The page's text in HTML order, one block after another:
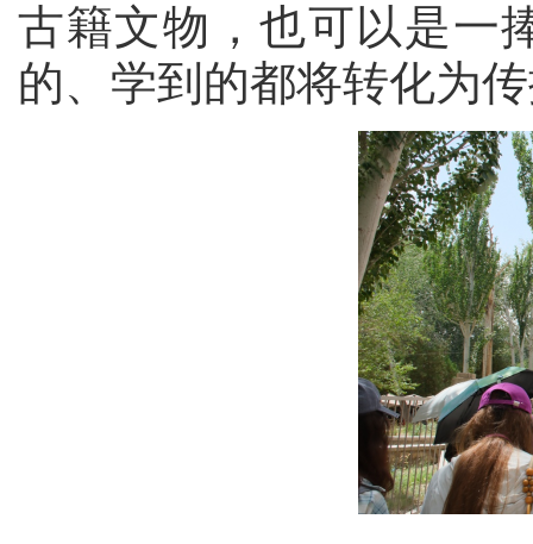
古籍文物，也可以是一
的、学到的都将转化为